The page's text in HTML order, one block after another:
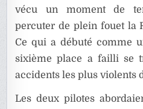
vécu un moment de
percuter de plein fouet la
Ce qui a débuté comme
sixième place a failli se
accidents les plus violents
Les deux pilotes